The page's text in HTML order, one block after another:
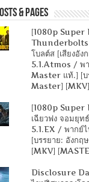
& Pages
[1080p Super
Thunderbolts
โบลต์ส [เสียงอัง
5.1.Atmos / พ
Master แท้.] [บ
Master]
[1080p Super
เฉียวฟง จอมยุท
5.1.EX / พากย์
[บรรยาย: อังก
[MKV]
Disclosure